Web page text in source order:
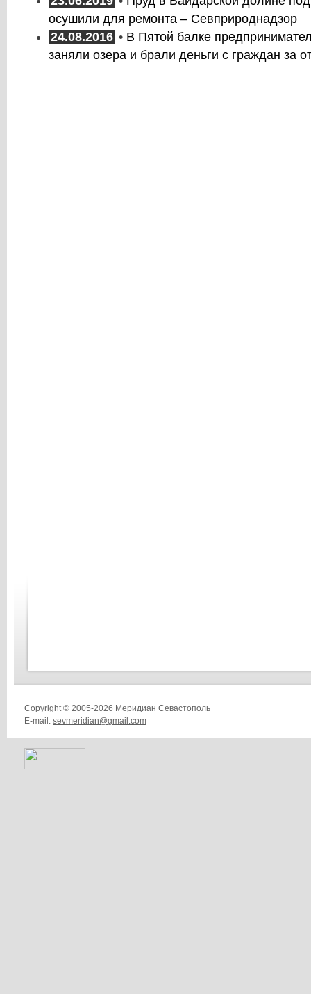
осушили для ремонта – Севприроднадзор
24.08.2016 • В Пятой балке
заняли озера и брали деньги с граждан за
Copyright © 2005-2026 Меридиан Севастополь
E-mail: sevmeridian@gmail.com